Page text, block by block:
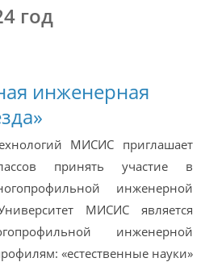
год
инженерная
МИСИС приглашает
принять участие в
инженерной
МИСИС является
инженерной
«естественные науки»